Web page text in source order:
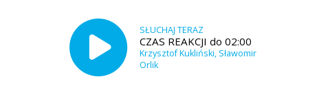
SŁUCHAJ TERAZ
CZAS REAKCJI do 02:00
Krzysztof Kukliński, Sławomir
Orlik